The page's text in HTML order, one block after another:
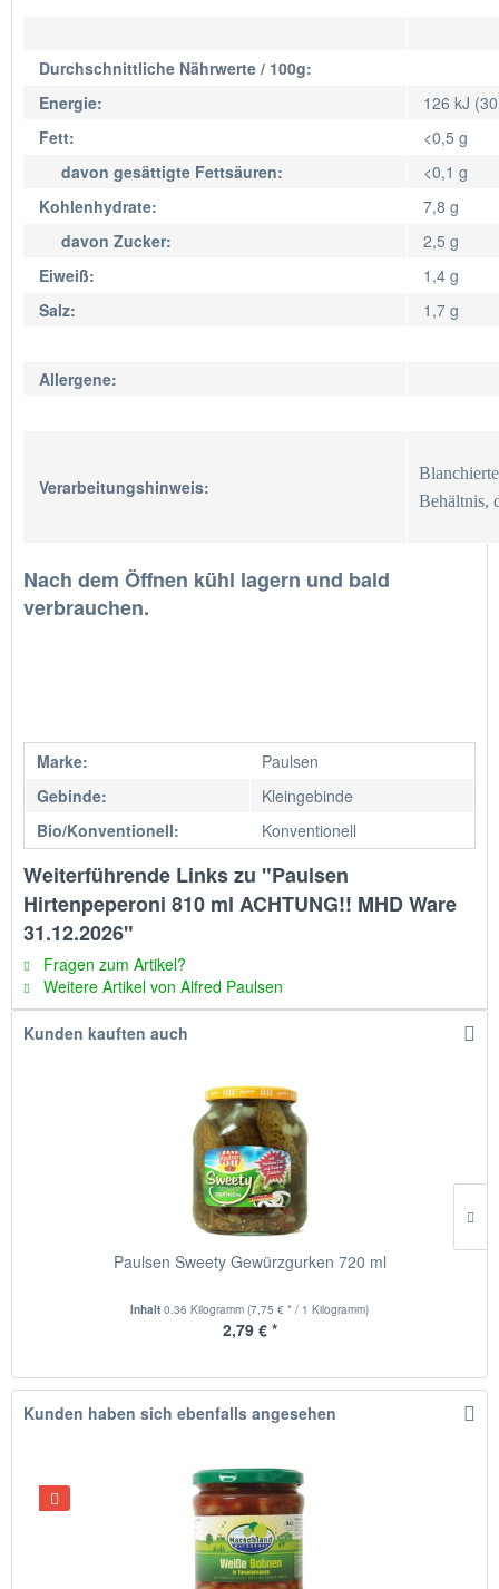
Durchschnittliche Nährwerte / 100g:
Energie:
126 kJ
Fett:
<0,5 g
davon gesättigte Fettsäuren:
<0,1 g
Kohlenhydrate:
7,8 g
davon Zucker:
2,5 g
Eiweiß:
1,4 g
Salz:
1,7 g
Allergene:
Verarbeitungshinweis:
Behältnis,
Nach dem Öffnen kühl lagern und bald
verbrauchen.
Marke:
Paulsen
Gebinde:
Kleingebinde
Bio/Konventionell:
Konventionell
Weiterführende Links zu "Paulsen
Hirtenpeperoni 810 ml ACHTUNG!! MHD Ware
31.12.2026"
Fragen zum Artikel?
Weitere Artikel von Alfred Paulsen
Kunden kauften auch
Paulsen Sweety Gewürzgurken 720 ml
Inhalt 0.36 Kilogramm (7,75 € * / 1 Kilogramm)
2,79 € *
Kunden haben sich ebenfalls angesehen